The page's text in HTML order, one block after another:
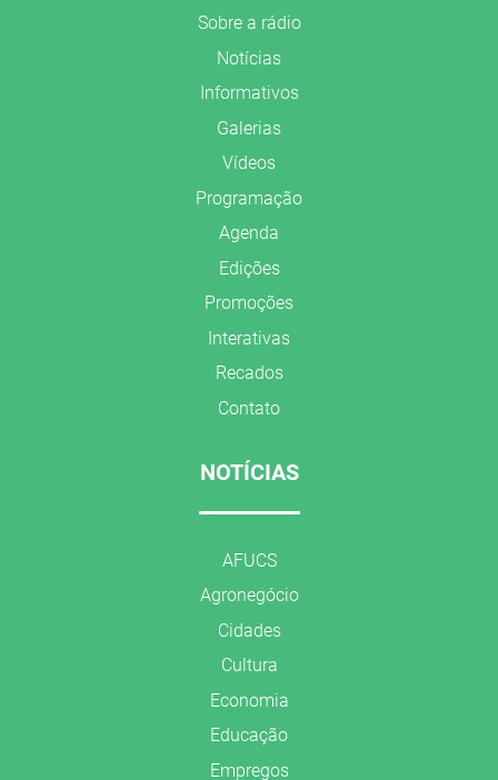
Sobre a rádio
Notícias
Informativos
Galerias
Vídeos
Programação
Agenda
Edições
Promoções
Interativas
Recados
Contato
NOTÍCIAS
AFUCS
Agronegócio
Cidades
Cultura
Economia
Educação
Empregos